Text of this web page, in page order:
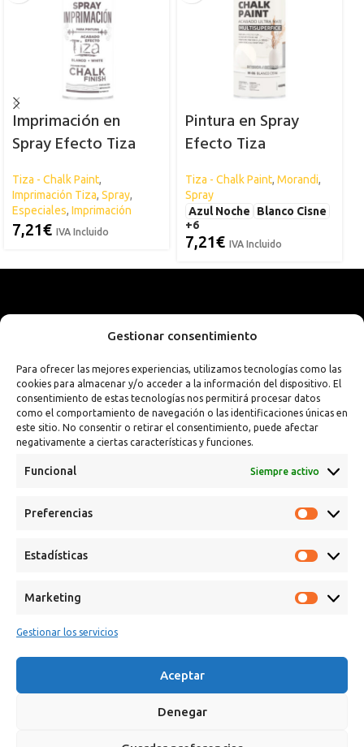
Gestionar consentimiento
Para ofrecer las mejores experiencias, utilizamos tecnologías como las
cookies para almacenar y/o acceder a la información del dispositivo. El
consentimiento de estas tecnologías nos permitirá procesar datos
como el comportamiento de navegación o las identificaciones únicas en
este sitio. No consentir o retirar el consentimiento, puede afectar
negativamente a ciertas características y funciones.
Funcional Siempre activo
Preferencias
Estadísticas
Marketing
Gestionar los servicios
Aceptar
Denegar
Imprimación en
Spray Efecto Tiza
Tiza - Chalk Paint,
Imprimación Tiza, Spray,
Especiales, Imprimación
7,21€ IVA Incluido
Pintura en Spray
Efecto Tiza
«Morandi» – Chalk
Paint – Acabado
Ultramate
Tiza - Chalk Paint, Morandi,
Spray
Azul Noche
Blanco Cisne
+6
7,21€ IVA Incluido